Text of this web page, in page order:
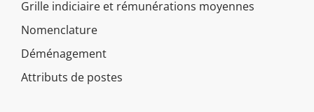
Grille indiciaire et rémunérations moyennes
Nomenclature
Déménagement
Attributs de postes